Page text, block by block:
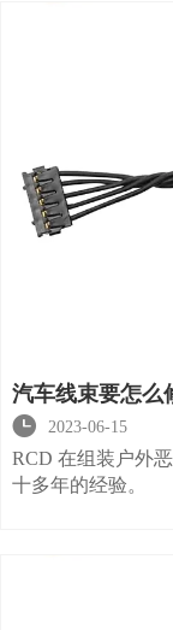
汽车线束要怎么

2023-06-15
RCD 在组装户外
十多年的经验。